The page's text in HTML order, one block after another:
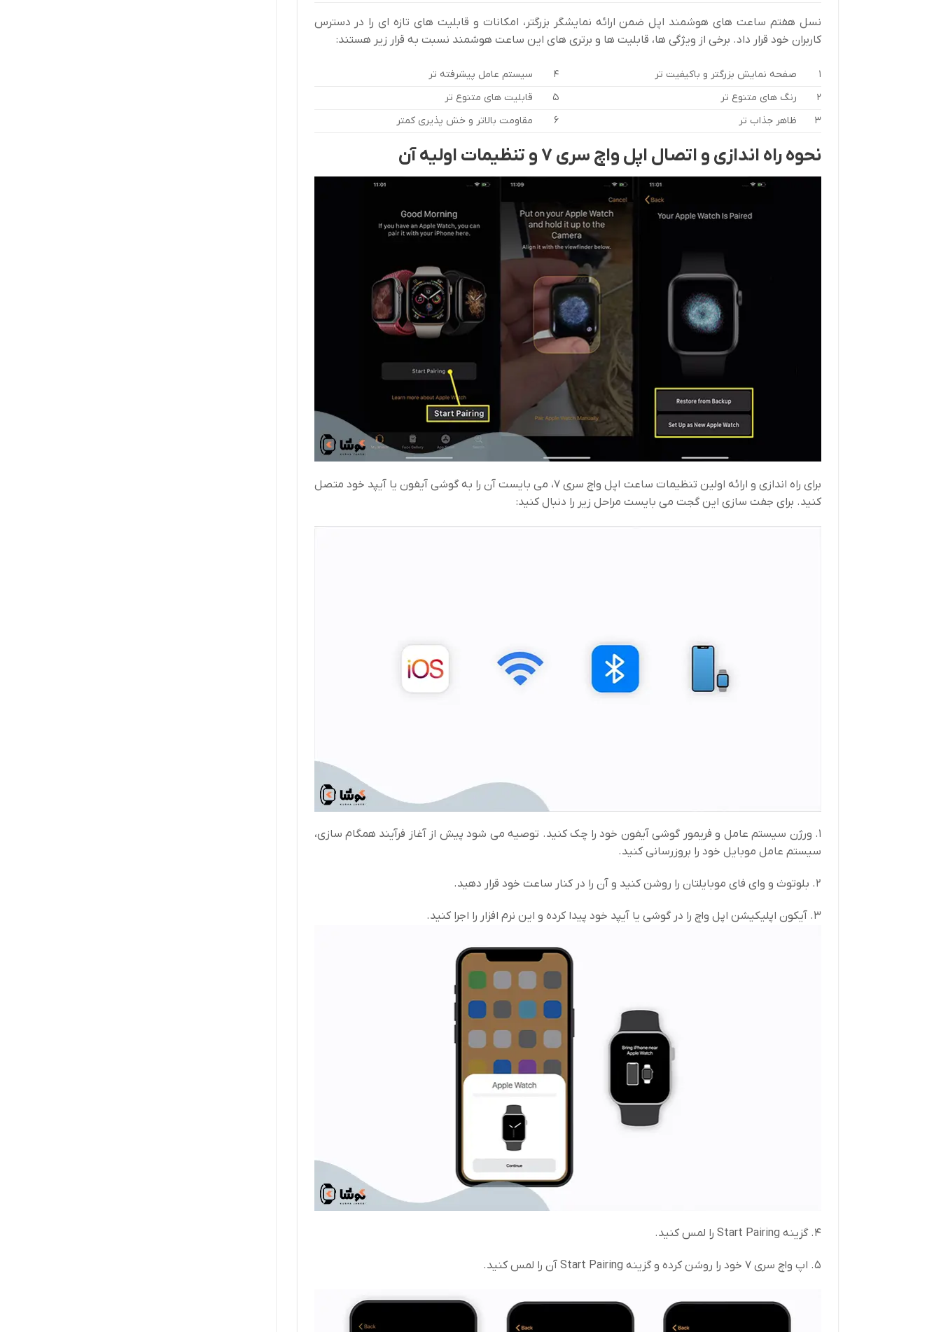
نسل هفتم ساعت های هوشمند اپل ضمن ارائه نمایشگر بزرگتر، امکانات و قابلیت های تازه ای را در دسترس
کاربران خود قرار داد. برخی از ویژگی ها، قابلیت ها و برتری های این ساعت هوشمند نسبت به قرار زیر هستند:
1 صفحه نمایش بزرگتر و باکیفیت تر 4
سیستم عامل پیشرفته تر
2
رنگ های متنوع تر 5
قابلیت های متنوع تر
3
ظاهر جذاب تر 6 مقاومت بالاتر و خش پذیری کمتر
نحوه راه اندازی و اتصال اپل واچ سری ۷ و تنظیمات اولیه آن
برای راه اندازی و ارائه اولین تنظیمات ساعت اپل واچ سری ۷، می بایست آن را به گوشی آیفون یا آیپد خود متصل
کنید. برای جفت سازی این گجت می بایست مراحل زیر را دنبال کنید:
1. ورژن سیستم عامل و فریمور گوشی آیفون خود را چک کنید. توصیه می شود پیش از آغاز فرآیند همگام سازی،
سیستم عامل موبایل خود را بروزرسانی کنید.
2. بلوتوث و وای فای موبایلتان را روشن کنید و آن را در کنار ساعت خود قرار دهید.
3. آیکون اپلیکیشن اپل واچ را در گوشی یا آیپد خود پیدا کرده و این نرم افزار را اجرا کنید.
4. گزینه Start Pairing را لمس کنید.
5. اپ واچ سری 7 خود را روشن کرده و گزینه Start Pairing آن را لمس کنید.